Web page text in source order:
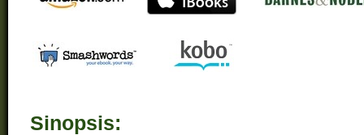
Sinopsis: